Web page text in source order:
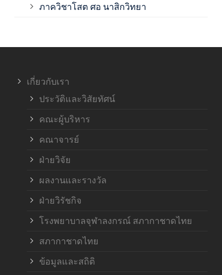
ภาควิชาโสต ศอ นาสิกวิทยา
เกี่ยวกับเรา
ประวัติและวิสัยทัศน์
คณะผู้บริหาร
คณาจารย์
ฝ่ายวิจัย
ผลงานและรางวัล
ฝ่ายวิรัชกิจ
โรงพยาบาลจุฬาลงกรณ์ สภากาชาดไทย
สภากาชาดไทย
ข้อมูลและสถิติ